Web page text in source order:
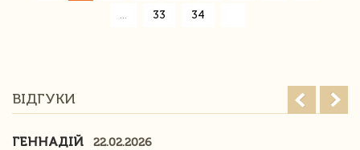
33 34
ВІДГУКИ
ГЕННАДІЙ
22.02.2026